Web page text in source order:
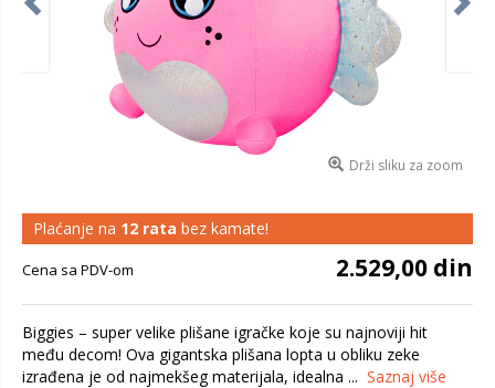
Drži sliku za zoom
Plaćanje na 12 rata bez kamate!
Cena sa PDV-om 2.529,00 din
Biggies – super velike plišane igračke koje su najnoviji hit
među decom! Ova gigantska plišana lopta u obliku zeke
izrađena je od najmekšeg materijala, idealna ... Saznaj više